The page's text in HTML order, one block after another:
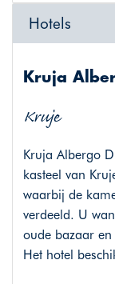
Hotels
Kruja
Kruje
Kruja Albergo
kasteel van
waarbij de
verdeeld. U
oude bazaar
Het hotel